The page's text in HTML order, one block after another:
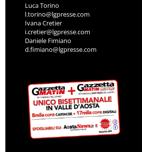
Luca Torino
l.torino@lgpresse.com
Ivana Cretier
i.cretier@lgpresse.com
Daniele Fimiano
d.fimiano@lgpresse.com